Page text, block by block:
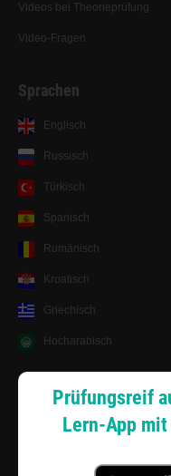
Prüfungsreif
Lern-App
Videos bei Theorieprüfung
Video-Fragen
Sprachen
Englisch
Russisch
Türkisch
Spanisch
Rumänisch
Kroatisch
Griechisch
Hocharabisch
Lernsystem
Android App